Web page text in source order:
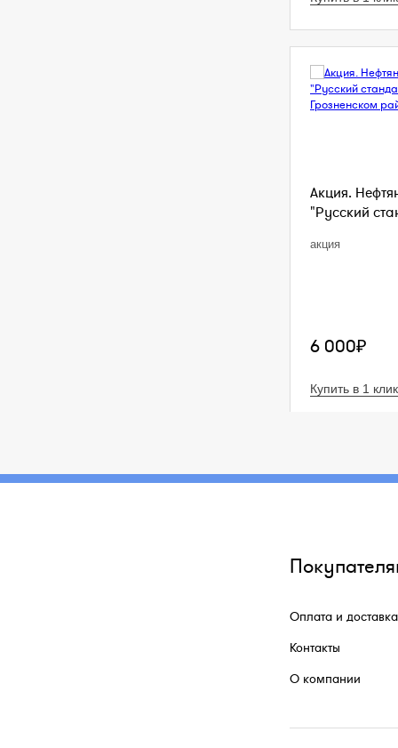
Акция.
"Русский
акция
6 000₽
Купить в 1 клик
Оплата и доставка
Контакты
О компании